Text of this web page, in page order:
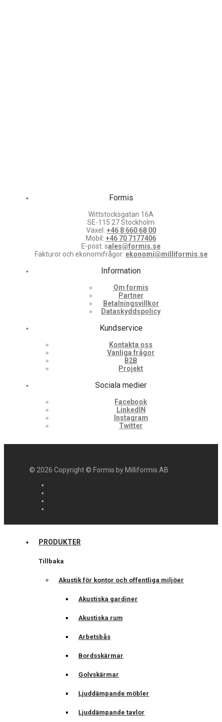
Formis
Wittstocksgatan 16A
SE-115 27 Stockholm
Växel: +46 8 660 68 00
Mobil: +46 70 7177406
E-post: sales@formis.se
Fakturor och ekonomifrågor: ekonomi@milliformis.se
Information
Om formis
Partner
Betalningsvillkor
Dataskyddspolicy
Kundservice
Kontakta oss
Vanliga frågor
B2B
Projekt
Sociala medier
Facebook
LinkedIN
Instagram
Twitter
© 2026 Copyright © Formis by Milliformis AB
PRODUKTER
Tillbaka
Akustik för kontor och offentliga miljöer
Akustiska gardiner
Akustiska rum
Arbetsbås
Bordsskärmar
Golvskärmar
Ljuddämpande möbler
Ljuddämpande tavlor